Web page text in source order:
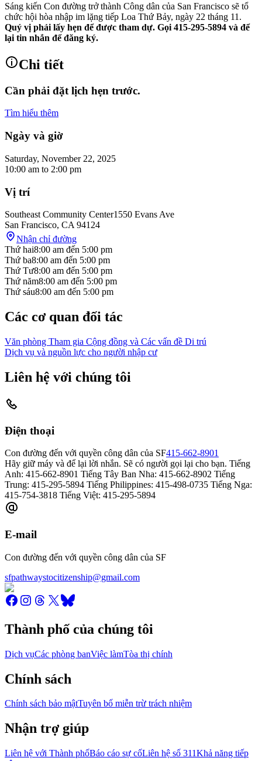
Sáng kiến Con đường trở thành Công dân của San Francisco sẽ tổ
chức hội hòa nhập im lặng tiếp Loa Thứ Bảy, ngày 22 tháng 11.
Quý vị phải lấy hẹn để được tham dự. Gọi 415-295-5894 và để
lại tin nhắn để đăng ký.
Chi tiết
Cần phải đặt lịch hẹn trước.
Tìm hiểu thêm
Ngày và giờ
Saturday, November 22, 2025
10:00 am to 2:00 pm
Vị trí
Southeast Community Center1550 Evans Ave
San Francisco, CA 94124
Nhận chỉ đường
Thứ hai8:00 am đến 5:00 pm
Thứ ba8:00 am đến 5:00 pm
Thứ Tư8:00 am đến 5:00 pm
Thứ năm8:00 am đến 5:00 pm
Thứ sáu8:00 am đến 5:00 pm
Các cơ quan đối tác
Văn phòng Tham gia Cộng đồng và Các vấn đề Di trú
Dịch vụ và nguồn lực cho người nhập cư
Liên hệ với chúng tôi
Điện thoại
Con đường đến với quyền công dân của SF415-662-8901
Hãy giữ máy và để lại lời nhắn. Sẽ có người gọi lại cho bạn. Tiếng
Anh: 415-662-8901 Tiếng Tây Ban Nha: 415-662-8902 Tiếng
Trung: 415-295-5894 Tiếng Philippines: 415-498-0735 Tiếng Nga:
415-754-3818 Tiếng Việt: 415-295-5894
E-mail
Con đường đến với quyền công dân của SF
sfpathwaystocitizenship@gmail.com
Thành phố của chúng tôi
Dịch vụCác phòng banViệc làmTòa thị chính
Chính sách
Chính sách bảo mậtTuyên bố miễn trừ trách nhiệm
Nhận trợ giúp
Liên hệ với Thành phốBáo cáo sự cốLiên hệ số 311Khả năng tiếp